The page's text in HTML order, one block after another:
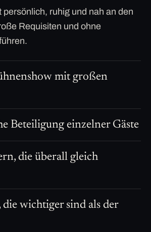
persönlich, ruhig und nah an den
Requisiten und ohne
mit großen
Beteiligung einzelner Gäste
die überall gleich
die wichtiger sind als der